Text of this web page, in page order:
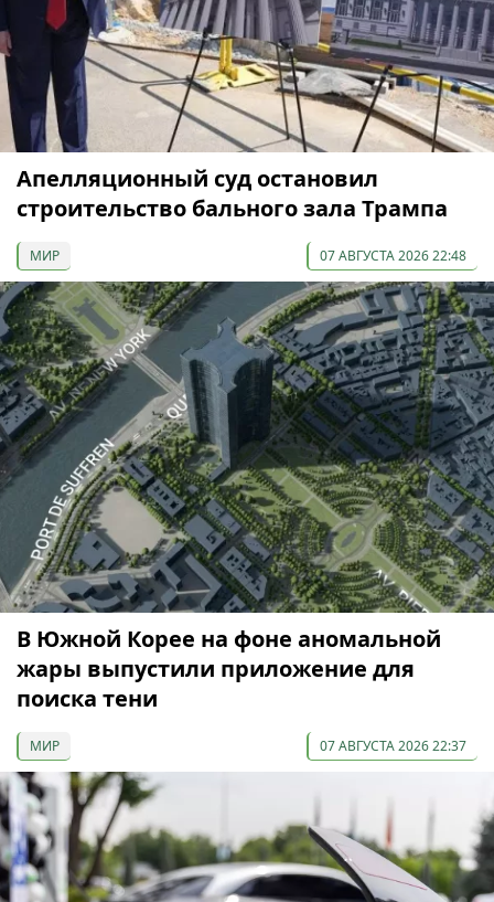
Апелляционный суд остановил
строительство бального зала Трампа
МИР 07 АВГУСТА 2026 22:48
В Южной Корее на фоне аномальной
жары выпустили приложение для
поиска тени
МИР 07 АВГУСТА 2026 22:37